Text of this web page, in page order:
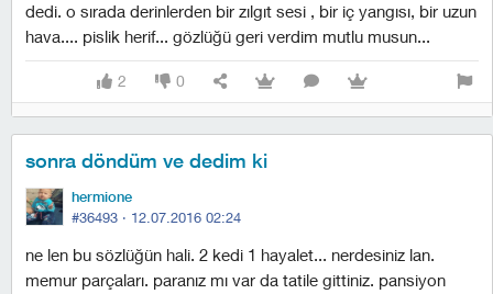
dedi. o sırada derinlerden bir zılgıt sesi , bir iç yangısı, bir uzun
hava.... pislik herif... gözlüğü geri verdim mutlu musun...
2 0
sonra döndüm ve dedim ki
hermione
#36493 · 12.07.2016 02:24
ne len bu sözlüğün hali. 2 kedi 1 hayalet... nerdesiniz lan.
memur parçaları. paranız mı var da tatile gittiniz. pansiyon